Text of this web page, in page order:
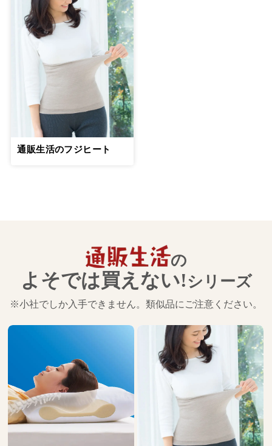
通販生活のフジヒート
の
よそでは買えない!シリーズ
※小社でしか入手できません。類似品にご注意ください。